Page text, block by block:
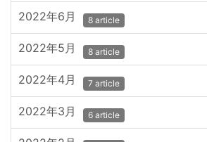
2022年6月 8 article
2022年5月 8 article
2022年4月 7 article
2022年3月 6 article